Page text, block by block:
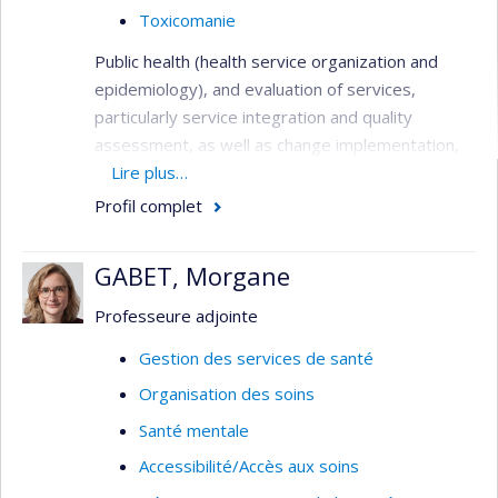
Toxicomanie
Public health (health service organization and
epidemiology), and evaluation of services,
particularly service integration and quality
assessment, as well as change implementation,
needs assessment, primary care services,
service utilization, health systems analysis,
databases, outcome studies), qualitative (case
study designs, program evaluation), and mixed-
partnerships with clinicians and decision-makers.
Main target groups: patients with both serious
and common mental disorders, substance use
populations such as the homeless; and health
Lire plus…
Profil complet
GABET, Morgane
Professeure adjointe
Gestion des services de santé
Organisation des soins
Santé mentale
Accessibilité/Accès aux soins